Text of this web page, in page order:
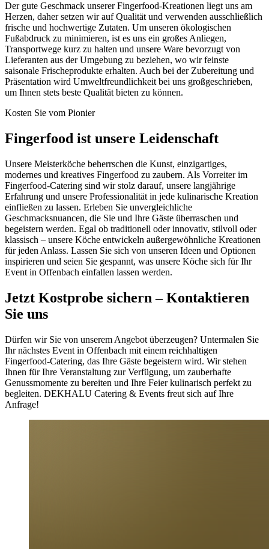
Der gute Geschmack unserer Fingerfood-Kreationen liegt uns am
Herzen, daher setzen wir auf Qualität und verwenden ausschließlich
frische und hochwertige Zutaten. Um unseren ökologischen
Fußabdruck zu minimieren, ist es uns ein großes Anliegen,
Transportwege kurz zu halten und unsere Ware bevorzugt von
Lieferanten aus der Umgebung zu beziehen, wo wir feinste
saisonale Frischeprodukte erhalten. Auch bei der Zubereitung und
Präsentation wird Umweltfreundlichkeit bei uns großgeschrieben,
um Ihnen stets beste Qualität bieten zu können.
Kosten Sie vom Pionier
Fingerfood ist unsere Leidenschaft
Unsere Meisterköche beherrschen die Kunst, einzigartiges,
modernes und kreatives Fingerfood zu zaubern. Als Vorreiter im
Fingerfood-Catering sind wir stolz darauf, unsere langjährige
Erfahrung und unsere Professionalität in jede kulinarische Kreation
einfließen zu lassen. Erleben Sie unvergleichliche
Geschmacksnuancen, die Sie und Ihre Gäste überraschen und
begeistern werden. Egal ob traditionell oder innovativ, stilvoll oder
klassisch – unsere Köche entwickeln außergewöhnliche Kreationen
für jeden Anlass. Lassen Sie sich von unseren Ideen und Optionen
inspirieren und seien Sie gespannt, was unsere Köche sich für Ihr
Event in Offenbach einfallen lassen werden.
Jetzt Kostprobe sichern –Kontaktieren
Sie uns
Dürfen wir Sie von unserem Angebot überzeugen? Untermalen Sie
Ihr nächstes Event in Offenbach mit einem reichhaltigen
Fingerfood-Catering, das Ihre Gäste begeistern wird. Wir stehen
Ihnen für Ihre Veranstaltung zur Verfügung, um zauberhafte
Genussmomente zu bereiten und Ihre Feier kulinarisch perfekt zu
begleiten. DEKHALU Catering & Events freut sich auf Ihre
Anfrage!